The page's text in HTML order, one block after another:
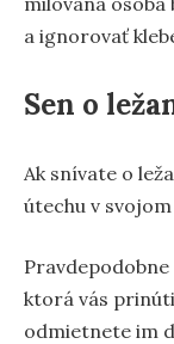
a ignorovať
Sen o
Ak snívate o
útechu v
ktorá vás
odmietnete im